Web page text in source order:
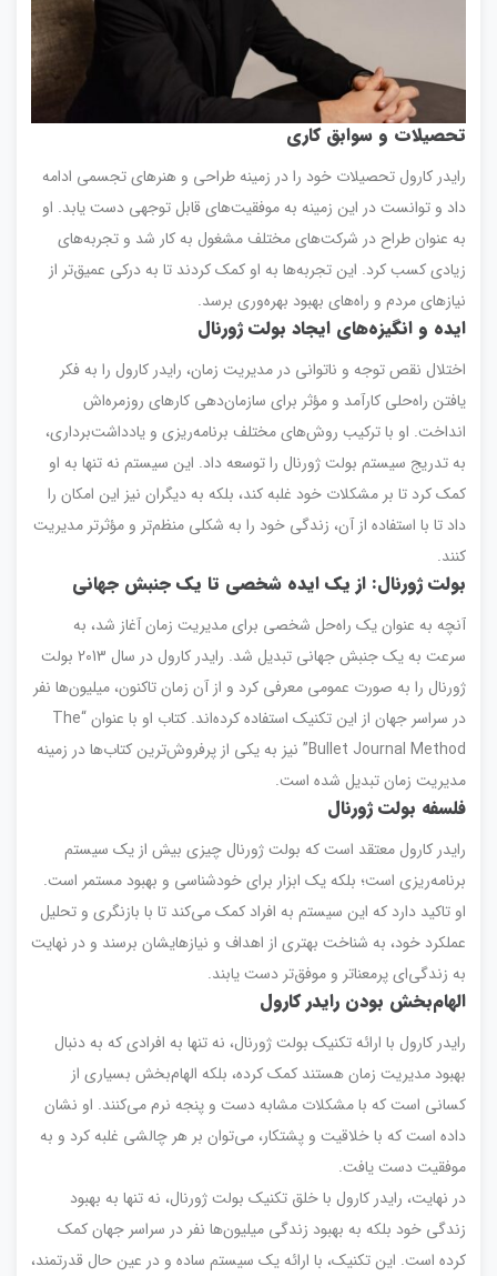
تحصیلات و سوابق کاری
رایدر کارول تحصیلات خود را در زمینه طراحی و هنرهای تجسمی ادامه
داد و توانست در این زمینه به موفقیت‌های قابل توجهی دست یابد. او
به عنوان طراح در شرکت‌های مختلف مشغول به کار شد و تجربه‌های
زیادی کسب کرد. این تجربه‌ها به او کمک کردند تا به درکی عمیق‌تر از
نیازهای مردم و راه‌های بهبود بهره‌وری برسد.
ایده و انگیزه‌های ایجاد بولت ژورنال
اختلال نقص توجه و ناتوانی در مدیریت زمان، رایدر کارول را به فکر
یافتن راه‌حلی کارآمد و مؤثر برای سازمان‌دهی کارهای روزمره‌اش
انداخت. او با ترکیب روش‌های مختلف برنامه‌ریزی و یادداشت‌برداری،
به تدریج سیستم بولت ژورنال را توسعه داد. این سیستم نه تنها به او
کمک کرد تا بر مشکلات خود غلبه کند، بلکه به دیگران نیز این امکان را
داد تا با استفاده از آن، زندگی خود را به شکلی منظم‌تر و مؤثرتر مدیریت
کنند.
بولت ژورنال: از یک ایده شخصی تا یک جنبش جهانی
آنچه به عنوان یک راه‌حل شخصی برای مدیریت زمان آغاز شد، به
سرعت به یک جنبش جهانی تبدیل شد. رایدر کارول در سال 2013 بولت
ژورنال را به صورت عمومی معرفی کرد و از آن زمان تاکنون، میلیون‌ها نفر
در سراسر جهان از این تکنیک استفاده کرده‌اند. کتاب او با عنوان “The
Bullet Journal Method” نیز به یکی از پرفروش‌ترین کتاب‌ها در زمینه
مدیریت زمان تبدیل شده است.
فلسفه بولت ژورنال
رایدر کارول معتقد است که بولت ژورنال چیزی بیش از یک سیستم
برنامه‌ریزی است؛ بلکه یک ابزار برای خودشناسی و بهبود مستمر است.
او تاکید دارد که این سیستم به افراد کمک می‌کند تا با بازنگری و تحلیل
عملکرد خود، به شناخت بهتری از اهداف و نیازهایشان برسند و در نهایت
به زندگی‌ای پرمعنا‌تر و موفق‌تر دست یابند.
الهام‌بخش بودن رایدر کارول
رایدر کارول با ارائه تکنیک بولت ژورنال، نه تنها به افرادی که به دنبال
بهبود مدیریت زمان هستند کمک کرده، بلکه الهام‌بخش بسیاری از
کسانی است که با مشکلات مشابه دست و پنجه نرم می‌کنند. او نشان
داده است که با خلاقیت و پشتکار، می‌توان بر هر چالشی غلبه کرد و به
موفقیت دست یافت.
در نهایت، رایدر کارول با خلق تکنیک بولت ژورنال، نه تنها به بهبود
زندگی خود بلکه به بهبود زندگی میلیون‌ها نفر در سراسر جهان کمک
کرده است. این تکنیک، با ارائه یک سیستم ساده و در عین حال قدرتمند،